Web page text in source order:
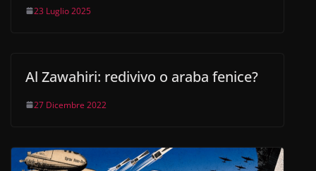
23 Luglio 2025
Al Zawahiri: redivivo o araba fenice?
27 Dicembre 2022